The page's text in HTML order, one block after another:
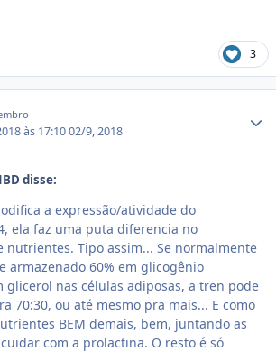
3
às 17:1002/9, 2018
disse:
a expressão/atividade do
ela faz uma puta diferencia no
nutrientes. Tipo assim... Se normalmente
armazenado 60% em glicogênio
glicerol nas células adiposas, a tren pode
70:30, ou até mesmo pra mais... E como
BEM demais, bem, juntando as
com a prolactina. O resto é só